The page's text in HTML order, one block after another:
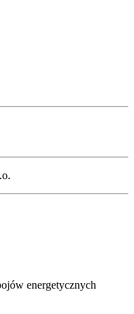
energetycznych